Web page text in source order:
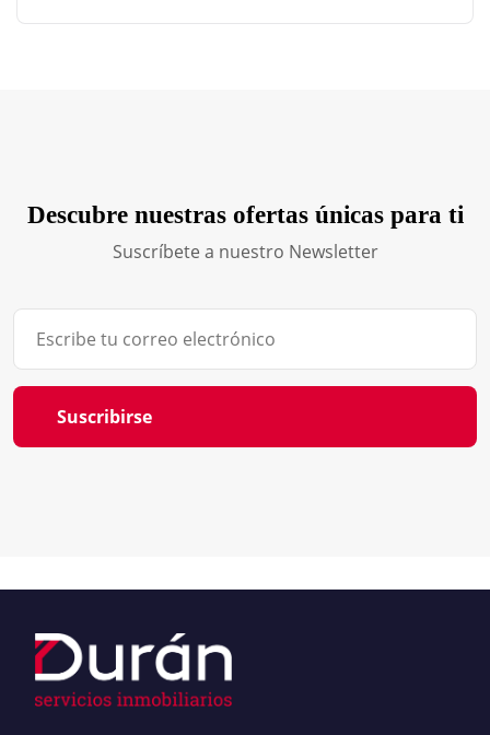
Descubre nuestras ofertas únicas para ti
Suscríbete a nuestro Newsletter
Suscribirse